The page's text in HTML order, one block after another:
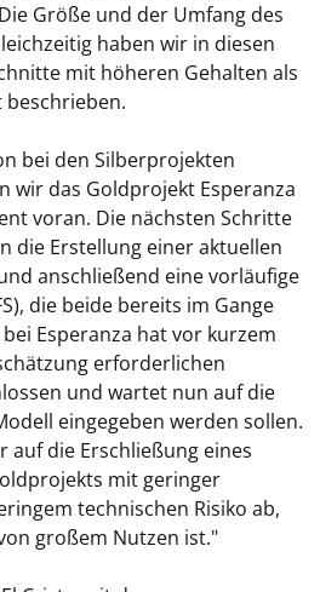
Größe und der Umfang des
haben wir in diesen
mit höheren Gehalten als
beschrieben.
bei den Silberprojekten
wir das Goldprojekt Esperanza
voran. Die nächsten Schritte
die Erstellung einer aktuellen
anschließend eine vorläufige
die beide bereits im Gange
Esperanza hat vor kurzem
erforderlichen
und wartet nun auf die
eingegeben werden sollen.
auf die Erschließung eines
mit geringer
technischen Risiko ab,
großem Nutzen ist."